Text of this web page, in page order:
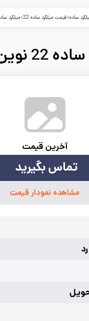
ساده قیمت میلگرد ساده 22 میلگرد ساده 22 نوین
نوین متین
آخرین قیمت
تماس بگیرید
مشاهده نمودار قیمت